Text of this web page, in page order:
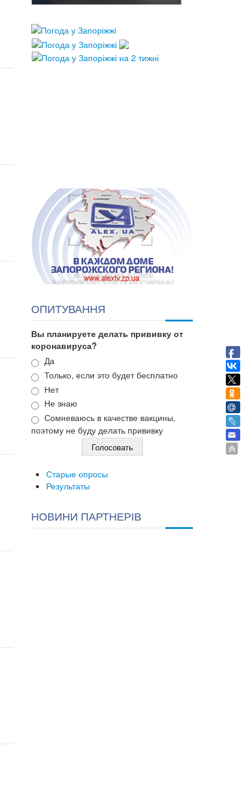
ОПИТУВАННЯ
Вы планируете делать прививку от
коронавируса?
Варианты
Да
Только, если это будет бесплатно
Нет
Не знаю
Сомневаюсь в качестве вакцины,
поэтому не буду делать прививку
Старые опросы
Результаты
НОВИНИ ПАРТНЕРІВ